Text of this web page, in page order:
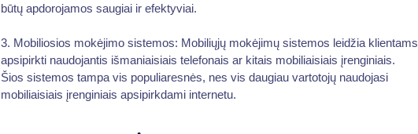
būtų apdorojamos saugiai ir efektyviai.
3. Mobiliosios mokėjimo sistemos: Mobiliųjų mokėjimų sistemos leidžia klientams
apsipirkti naudojantis išmaniaisiais telefonais ar kitais mobiliaisiais įrenginiais.
Šios sistemos tampa vis populiaresnės, nes vis daugiau vartotojų naudojasi
mobiliaisiais įrenginiais apsipirkdami internetu.